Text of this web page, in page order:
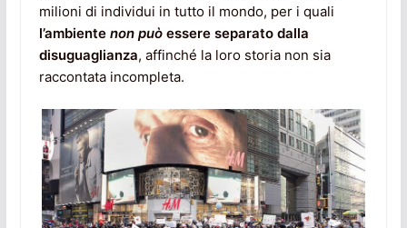
milioni di individui in tutto il mondo, per i quali
l’ambiente non puòessere separato dalla
disuguaglianza, affinché la loro storia non sia
raccontata incompleta.